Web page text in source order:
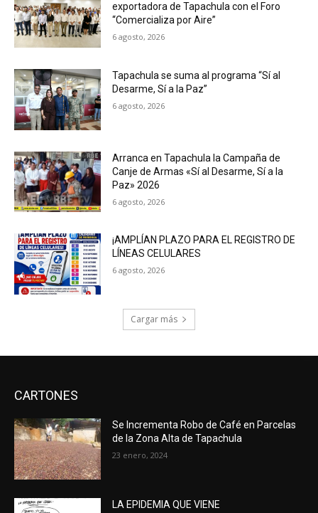
exportadora de Tapachula con el Foro
“Comercializa por Aire”
6 agosto, 2026
Tapachula se suma al programa “Sí al
Desarme, Sí a la Paz”
6 agosto, 2026
Arranca en Tapachula la Campaña de
Canje de Armas «Sí al Desarme, Sí a la
Paz» 2026
6 agosto, 2026
¡AMPLÍAN PLAZO PARA EL REGISTRO DE
LÍNEAS CELULARES
6 agosto, 2026
Cargar más
CARTONES
Se Incrementa Robo de Café en Parcelas
de la Zona Alta de Tapachula
23 enero, 2024
LA EPIDEMIA QUE VIENE